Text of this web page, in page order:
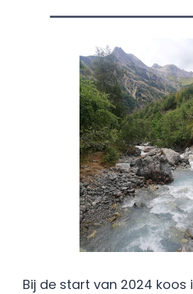
Bij de start van 2024 koos